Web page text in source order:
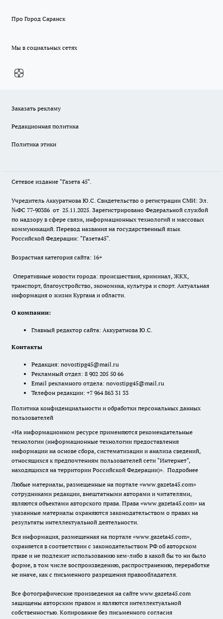
Про Город Саранск
Мы в социальных сетях
Заказать рекламу
Редакционная политика
Политика этики
Сетевое издание "Газета 45".
Учредитель Аккуратнова Ю.С. Свидетельство о регистрации СМИ: Эл.
№ФС 77-90386 от 25.11.2025. Зарегистрировано Федеральной службой
по надзору в сфере связи, информационных технологий и массовых
коммуникаций. Перевод названия на государственный язык
Российской Федерации: "Газета45".
Возрастная категория сайта: 16+
Оперативные новости города: происшествия, криминал, ЖКХ,
транспорт, благоустройство, экономика, культура и спорт. Актуальная
информация о жизни Кургана и области.
О компании:
Главный редактор сайта: Аккуратнова Ю.С.
Контакты
Редакция: novostipg45@mail.ru
Рекламный отдел: 8 902 205 50 66
Email рекламного отдела: novostipg45@mail.ru
Телефон редакции: +7 964 863 31 33
Политика конфиденциальности и обработки персональных данных
пользователей
«На информационном ресурсе применяются рекомендательные
технологии (информационные технологии предоставления
информации на основе сбора, систематизации и анализа сведений,
относящихся к предпочтениям пользователей сети "Интернет",
находящихся на территории Российской Федерации)». Подробнее
Любые материалы, размещенные на портале «www.gazeta45.com»
сотрудниками редакции, внештатными авторами и читателями,
являются объектами авторского права. Права «www.gazeta45.com» на
указанные материалы охраняются законодательством о правах на
результаты интеллектуальной деятельности.
Вся информация, размещенная на портале «www.gazeta45.com»,
охраняется в соответствии с законодательством РФ об авторском
праве и не подлежит использованию кем-либо в какой бы то ни было
форме, в том числе воспроизведению, распространению, переработке
не иначе, как с письменного разрешения правообладателя.
Все фотографические произведения на сайте www.gazeta45.com
защищены авторским правом и являются интеллектуальной
собственностью. Копирование без письменного согласия